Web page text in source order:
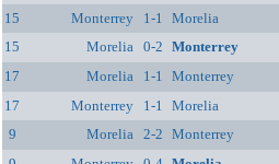
15
Monterrey 1-1 Morelia
15
Morelia 0-2 Monterrey
17
Morelia 1-1 Monterrey
17
Monterrey 1-1 Morelia
9
Morelia 2-2 Monterrey